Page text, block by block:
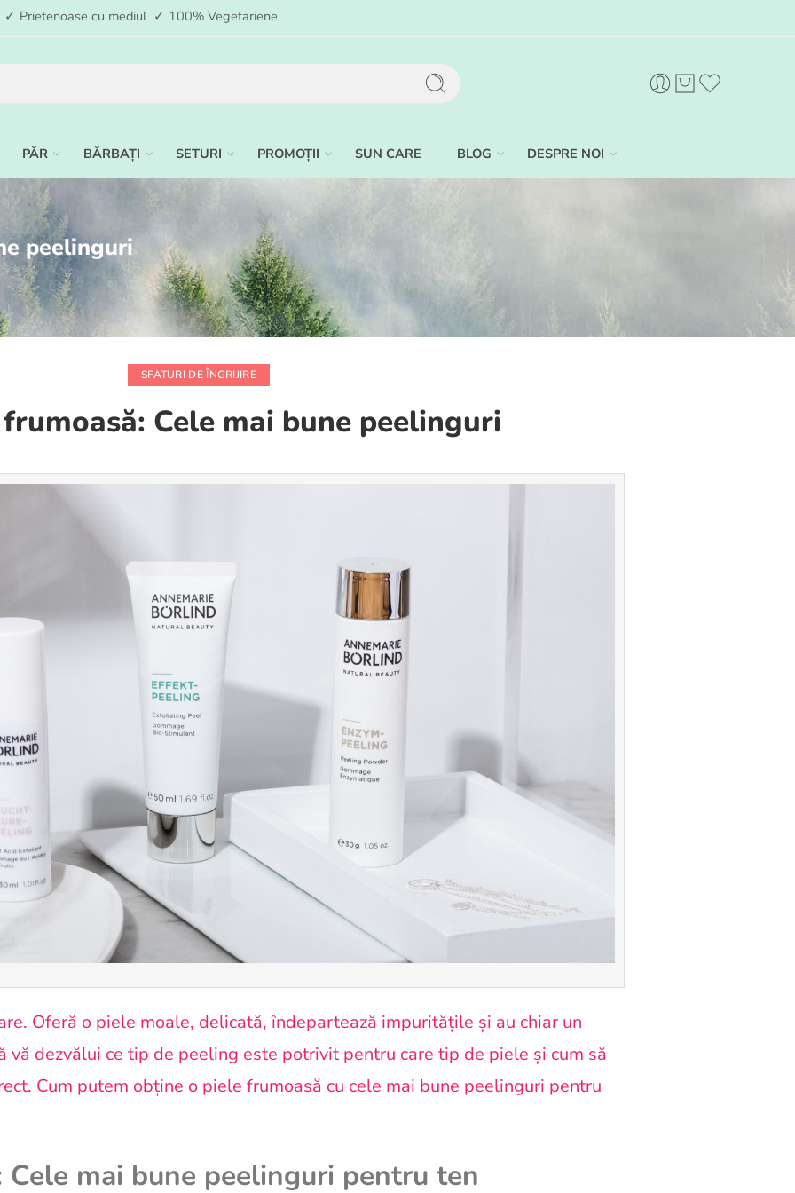
Prietenoase cu mediul ✓ 100% Vegetariene
PĂR BĂRBAȚI SETURI PROMOȚII SUN CARE BLOG DESPRE NOI
peelinguri
SFATURI DE ÎNGRIJIRE
Cele mai bune peelinguri
Oferă o piele moale, delicată, îndepartează impuritățile și au chiar un
dezvălui ce tip de peeling este potrivit pentru care tip de piele și cum să
Cum putem obține o piele frumoasă cu cele mai bune peelinguri pentru
mai bune peelinguri pentru ten